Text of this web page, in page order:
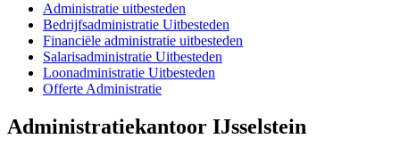
Administratie uitbesteden
Bedrijfsadministratie Uitbesteden
Financiële administratie uitbesteden
Salarisadministratie Uitbesteden
Loonadministratie Uitbesteden
Offerte Administratie
Administratiekantoor IJsselstein